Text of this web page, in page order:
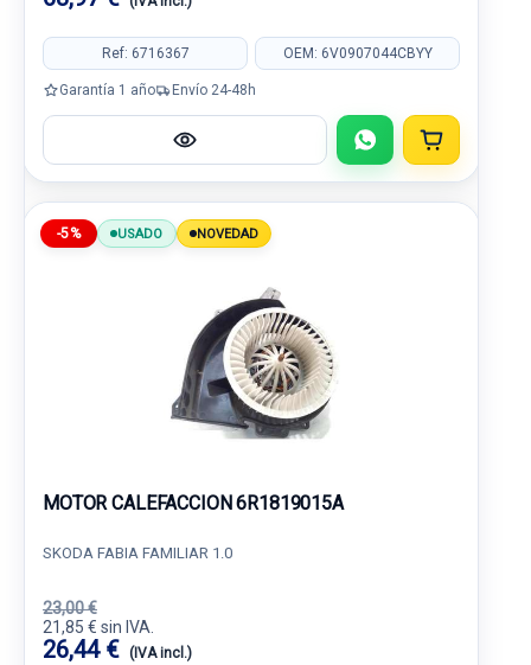
Ref: 6716367 OEM: 6V0907044CBYY
Garantía 1 año Envío 24-48h
-5% USADO NOVEDAD
MOTOR CALEFACCION 6R1819015A
SKODA FABIA FAMILIAR 1.0
23,00 €
21,85 € sin IVA.
26,44 € (IVA incl.)